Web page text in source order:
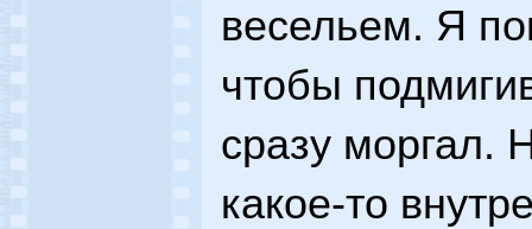
весельем. Я
чтобы
сразу моргал.
какое-то